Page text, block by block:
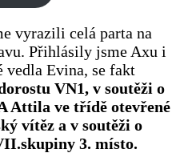
vyrazili celá parta na
Přihlásily jsme Axu i
Evina, se fakt
VN1, v soutěži o
Attila ve třídě otevřené
vítěz a v soutěži o
3. místo.